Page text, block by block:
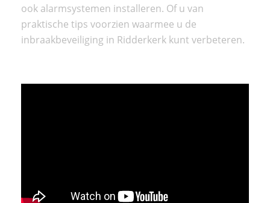
ook alarmsystemen installeren. Of u van
praktische tips voorzien waarmee u de
inbraakbeveiliging in Ridderkerk kunt verbeteren.